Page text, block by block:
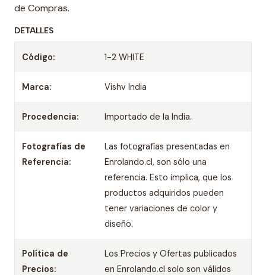
de Compras.
DETALLES
Código: 1-2 WHITE
Marca: Vishv India
Procedencia: Importado de la India.
Fotografías de
Referencia:
Las fotografías presentadas en
Enrolando.cl, son sólo una
referencia. Esto implica, que los
productos adquiridos pueden
tener variaciones de color y
diseño.
Política de
Precios:
Los Precios y Ofertas publicados
en Enrolando.cl solo son válidos